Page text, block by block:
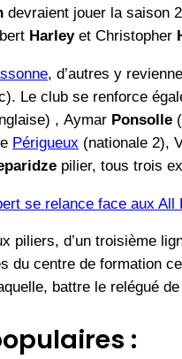
devraient jouer la saison
Harleyet Christopher
, d’autres y
Le club se renforce
, Aymar Ponsolle
Périgueux (nationale 2),
pilier, tous trois
se relance face aux All
piliers, d’un troisième
du centre de formation
battre le relégué
: